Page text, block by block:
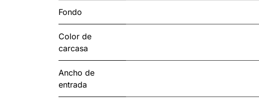
Fondo
Color de
carcasa
Ancho de
entrada